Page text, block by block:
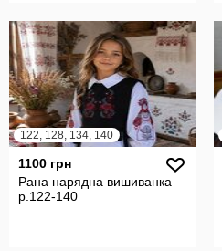
122, 128, 134, 140
1100 грн
Рана нарядна вишиванка
р.122-140